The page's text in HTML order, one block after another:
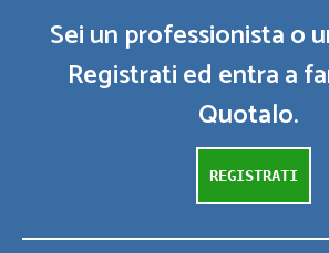
Sei un professionista o
Registrati ed entra a
Quotalo.
REGISTRATI